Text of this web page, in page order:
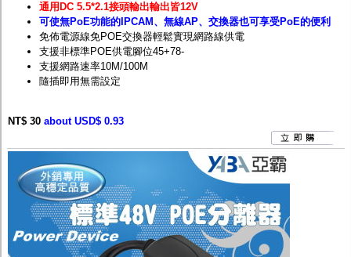
通用DC 5.5*2.1接頭輸出輸出皆12V
可使無PoE功能的IPCAM、無線AP、交換器也可享受PoE的便利
免佈電源線免POE交換器輕鬆實現網路線供電
支援非標準POE供電腳位45+78-
支援網路速率10M/100M
隨插即用無需設定
NT$ 30 about USD$ 0.93